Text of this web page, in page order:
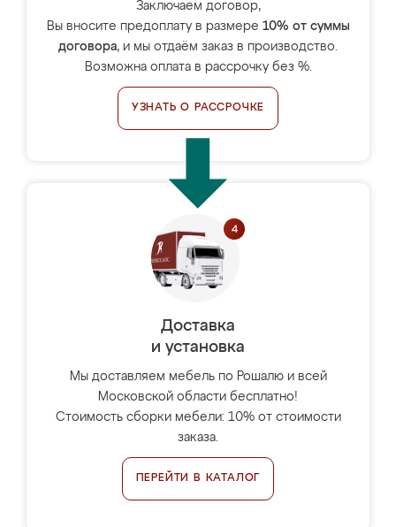
Заключаем договор,
Вы вносите предоплату в размере 10% от суммы
договора, и мы отдаём заказ в производство.
Возможна оплата в рассрочку без %.
УЗНАТЬ О РАССРОЧКЕ
Доставка
и установка
Мы доставляем мебель по Рошалю и всей
Московской области бесплатно!
Стоимость сборки мебели: 10% от стоимости
заказа.
ПЕРЕЙТИ В КАТАЛОГ